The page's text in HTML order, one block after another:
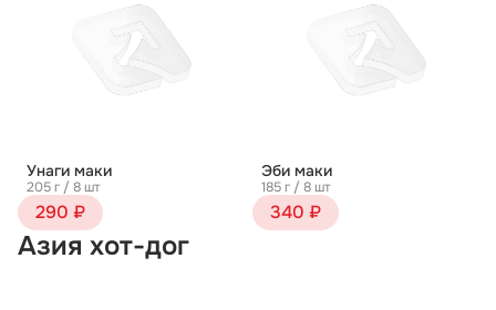
Унаги маки
205 г / 8 шт
290 ₽
Эби маки
185 г / 8 шт
340 ₽
Азия хот-дог